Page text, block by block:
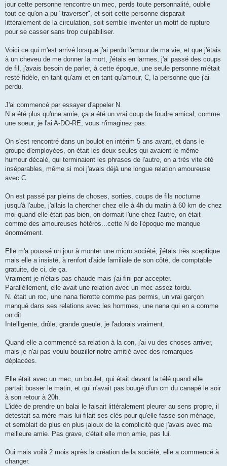
jour cette personne rencontre un mec, perds toute personnalité, oublie
tout ce qu'on a pu "traverser", et soit cette personne disparait
littéralement de la circulation, soit semble inventer un motif de rupture
pour se casser sans trop culpabiliser.
Voici ce qui m'est arrivé lorsque j'ai perdu l'amour de ma vie, et que j'étais
à un cheveu de me donner la mort, j'étais en larmes, j'ai passé des coups
de fil, j'avais besoin de parler, à cette époque, une seule personne m'était
resté fidèle, en tant qu'ami et en tant qu'amour, C, la personne que j'ai
perdu.
J'ai commencé par essayer d'appeler N.
N a été plus qu'une amie, ça a été un vrai coup de foudre amical, comme
une soeur, je l'ai A-DO-RE, vous n'imaginez pas.
On s'est rencontré dans un boulot en intérim 5 ans avant, et dans le
groupe d'employées, on était les deux seules qui avaient le même
humour décalé, qui terminaient les phrases de l'autre, on a très vite été
inséparables, même si moi j'avais déjà une longue relation amoureuse
avec C.
On est passé par pleins de choses, sorties, coups de fils nocturne
jusqu'à l'aube, j'allais la chercher chez elle à 4h du matin à 60 km de chez
moi quand elle était pas bien, on dormait l'une chez l'autre, on était
comme des amoureuses hétéros...cette N de l'époque me manque
énormément.
Elle m'a poussé un jour à monter une micro société, j'étais très sceptique
mais elle a insisté, à renfort d'aide familiale de son côté, de comptable
gratuite, de ci, de ça.
Vraiment je n'étais pas chaude mais j'ai fini par accepter.
Parallèllement, elle avait une relation avec un mec assez tordu.
N. était un roc, une nana fierotte comme pas permis, un vrai garçon
manqué dans ses relations avec les hommes, une nana qui en a comme
on dit.
Intelligente, drôle, grande gueule, je l'adorais vraiment.
Quand elle a commencé sa relation à la con, j'ai vu des choses arriver,
mais je n'ai pas voulu bouziller notre amitié avec des remarques
déplacées.
Elle était avec un mec, un boulet, qui était devant la télé quand elle
partait bosser le matin, et qui n'avait pas bougé d'un cm du canapé le soir
à son retour à 20h.
L'idée de prendre un balai le faisait littéralement pleurer au sens propre, il
detestait sa mère mais lui filait ses clés pour qu'elle fasse son ménage,
et semblait de plus en plus jaloux de la complicité que j'avais avec ma
meilleure amie. Pas grave, c'était elle mon amie, pas lui.
Oui mais voilà 2 mois après la création de la société, elle a commencé à
changer.